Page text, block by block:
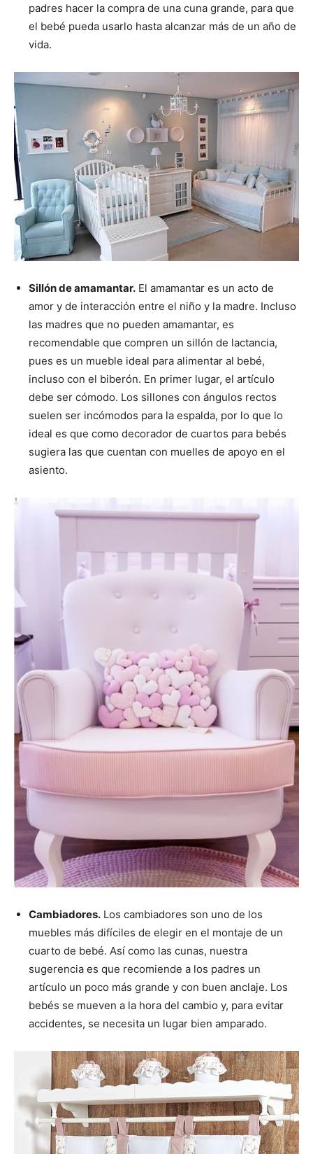
padres hacer la compra de una cuna grande, para que
el bebé pueda usarlo hasta alcanzar más de un año de
vida.
Sillónde amamantar. El amamantar es un acto de
amor y de interacción entre el niño y la madre. Incluso
las madres que no pueden amamantar, es
recomendable que compren un sillón de lactancia,
pues es un mueble ideal para alimentar al bebé,
incluso con el biberón. En primer lugar, el artículo
debe ser cómodo. Los sillones con ángulos rectos
suelen ser incómodos para la espalda, por lo que lo
ideal es que como decorador de cuartos para bebés
sugiera las que cuentan con muelles de apoyo en el
asiento.
Cambiadores. Los cambiadores son uno de los
muebles más difíciles de elegir en el montaje de un
cuarto de bebé. Así como las cunas, nuestra
sugerencia es que recomiende a los padres un
artículo un poco más grande y con buen anclaje. Los
bebés se mueven a la hora del cambio y, para evitar
accidentes, se necesita un lugar bien amparado.